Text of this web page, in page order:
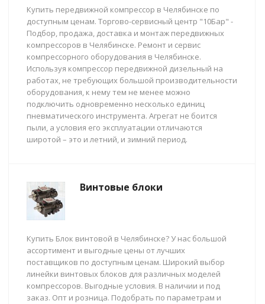
Купить передвижной компрессор в Челябинске по
доступным ценам. Торгово-сервисный центр "10Бар" -
Подбор, продажа, доставка и монтаж передвижных
компрессоров в Челябинске. Ремонт и сервис
компрессорного оборудования в Челябинске.
Используя компрессор передвижной дизельный на
работах, не требующих большой производительности
оборудования, к нему тем не менее можно
подключить одновременно несколько единиц
пневматического инструмента. Агрегат не боится
пыли, а условия его эксплуатации отличаются
широтой – это и летний, и зимний период.
Винтовые блоки
Купить Блок винтовой в Челябинске? У нас большой
ассортимент и выгодные цены от лучших
поставщиков по доступным ценам. Широкий выбор
линейки винтовых блоков для различных моделей
компрессоров. Выгодные условия. В наличии и под
заказ. Опт и розница. Подобрать по параметрам и